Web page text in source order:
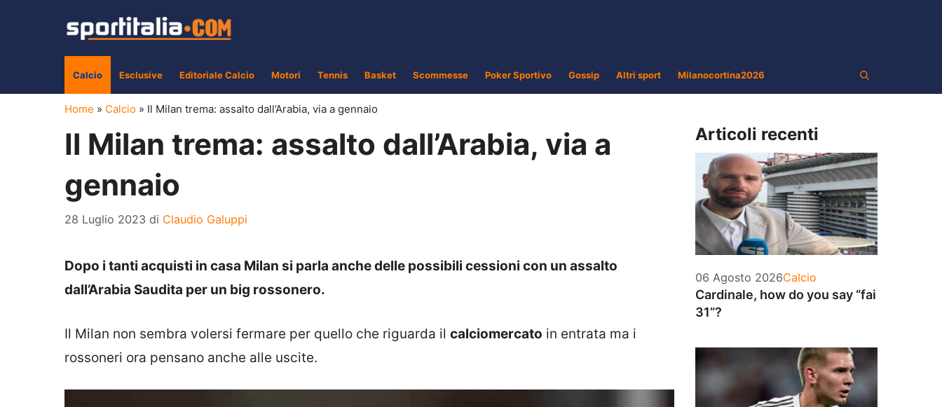
Calcio Esclusive Editoriale Calcio Motori Tennis Basket Scommesse Poker Sportivo Gossip Altri sport Milanocortina2026
Home » Calcio » Il Milan trema: assalto dall’Arabia, via a gennaio
Il Milan trema: assalto dall’Arabia, via a
gennaio
28 Luglio 2023 di Claudio Galuppi
Dopo i tanti acquisti in casa Milan si parla anche delle possibili cessioni con un assalto
dall’Arabia Saudita per un big rossonero.
Il Milan non sembra volersi fermare per quello che riguarda il calciomercato in entrata ma i
rossoneri ora pensano anche alle uscite.
Articoli recenti
06 Agosto 2026Categorie
Calcio
Cardinale, how do you say “fai
31”?